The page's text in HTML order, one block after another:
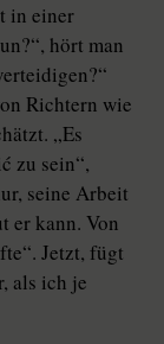
in einer
hört man
Richtern wie
„Es
zu sein“,
seine Arbeit
er kann. Von
Jetzt, fügt
als ich je